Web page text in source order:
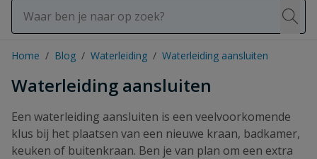
Home / Blog / Waterleiding / Waterleiding aansluiten
Waterleiding aansluiten
Een waterleiding aansluiten is een veelvoorkomende
klus bij het plaatsen van een nieuwe kraan, badkamer,
keuken of buitenkraan. Ben je van plan om een extra